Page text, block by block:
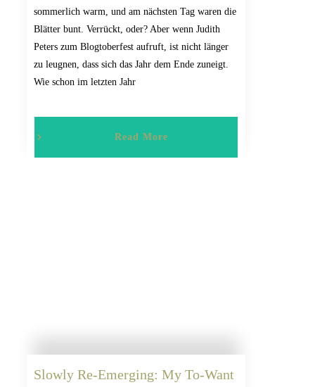
sommerlich warm, und am nächsten Tag waren die
Blätter bunt. Verrückt, oder? Aber wenn Judith
Peters zum Blogtoberfest aufruft, ist nicht länger
zu leugnen, dass sich das Jahr dem Ende zuneigt.
Wie schon im letzten Jahr
Read More
Slowly Re-Emerging: My To-Want